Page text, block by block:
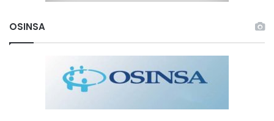
OSINSA